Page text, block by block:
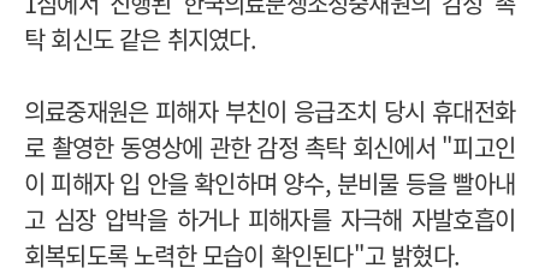
탁 회신도 같은 취지였다.
의료중재원은 피해자 부친이 응급조치 당시 휴대전화
로 촬영한 동영상에 관한 감정 촉탁 회신에서 "피고인
이 피해자 입 안을 확인하며 양수, 분비물 등을 빨아내
고 심장 압박을 하거나 피해자를 자극해 자발호흡이
회복되도록 노력한 모습이 확인된다"고 밝혔다.